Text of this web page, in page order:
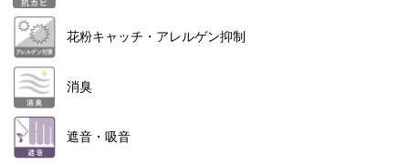
花粉キャッチ・アレルゲン抑制
消臭
遮音・吸音